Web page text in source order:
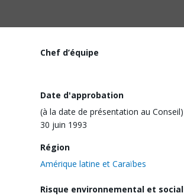
Chef d’équipe
Date d'approbation
(à la date de présentation au Conseil)
30 juin 1993
Région
Amérique latine et Caraïbes
Risque environnemental et social